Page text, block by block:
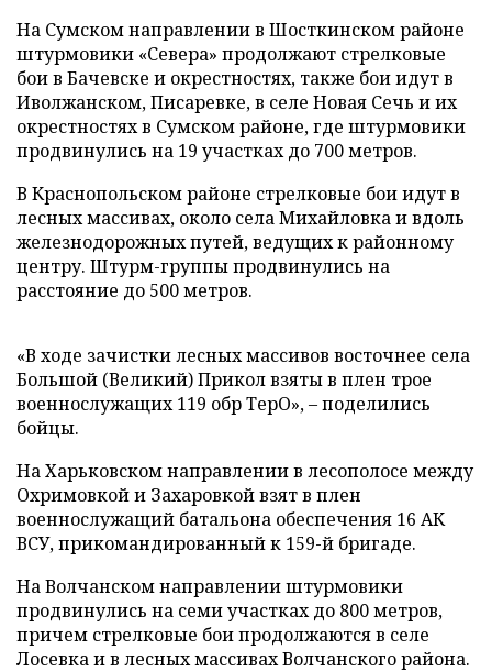
На Сумском направлении в Шосткинском районе
штурмовики «Севера» продолжают стрелковые
бои в Бачевске и окрестностях, также бои идут в
Иволжанском, Писаревке, в селе Новая Сечь и их
окрестностях в Сумском районе, где штурмовики
продвинулись на 19 участках до 700 метров.
В Краснопольском районе стрелковые бои идут в
лесных массивах, около села Михайловка и вдоль
железнодорожных путей, ведущих к районному
центру. Штурм-группы продвинулись на
расстояние до 500 метров.
«В ходе зачистки лесных массивов восточнее села
Большой (Великий) Прикол взяты в плен трое
военнослужащих 119 обр ТерО», – поделились
бойцы.
На Харьковском направлении в лесополосе между
Охримовкой и Захаровкой взят в плен
военнослужащий батальона обеспечения 16 АК
ВСУ, прикомандированный к 159-й бригаде.
На Волчанском направлении штурмовики
продвинулись на семи участках до 800 метров,
причем стрелковые бои продолжаются в селе
Лосевка и в лесных массивах Волчанского района.